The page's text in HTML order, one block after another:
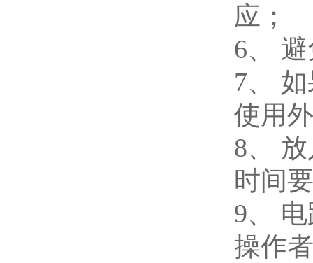
应；
6、
7、
使用
8、
时间
9、
操作